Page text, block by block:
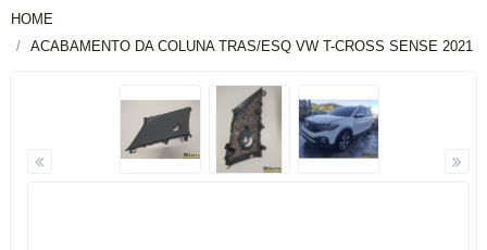
HOME
ACABAMENTO DA COLUNA TRAS/ESQ VW T-CROSS SENSE 2021